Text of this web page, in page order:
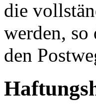
die
werden,
den